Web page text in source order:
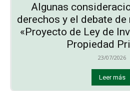
Algunas
derechos y el debate
«Proyecto de Ley de
Propiedad
23/07/2026
Leer más